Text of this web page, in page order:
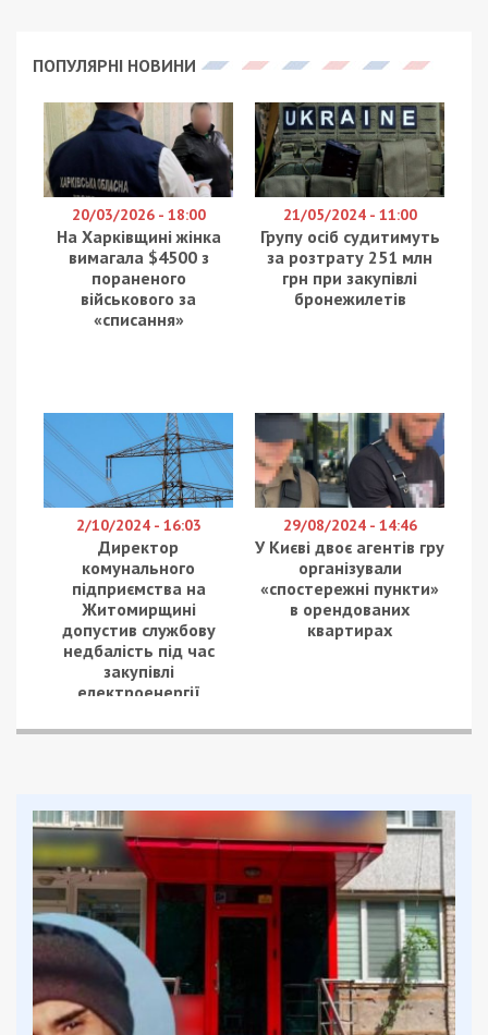
ПОПУЛЯРНІ НОВИНИ
20/03/2026 - 18:00
На Харківщині жінка
вимагала $4500 з
пораненого
військового за
«списання»
21/05/2024 - 11:00
Групу осіб судитимуть
за розтрату 251 млн
грн при закупівлі
бронежилетів
2/10/2024 - 16:03
Директор
комунального
підприємства на
Житомирщині
допустив службову
недбалість під час
закупівлі
електроенергії
29/08/2024 - 14:46
У Києві двоє агентів гру
організували
«спостережні пункти»
в орендованих
квартирах